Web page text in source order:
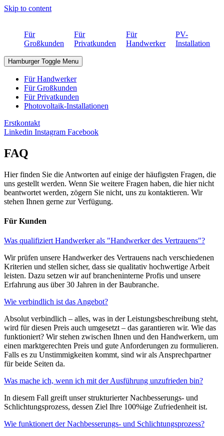
Skip to content
Für
Großkunden
Für
Privatkunden
Für
Handwerker
PV-
Installation
Hamburger Toggle Menu
Für Handwerker
Für Großkunden
Für Privatkunden
Photovoltaik-Installationen
Erstkontakt
Linkedin Instagram Facebook
FAQ
Hier finden Sie die Antworten auf einige der häufigsten Fragen, die
uns gestellt werden. Wenn Sie weitere Fragen haben, die hier nicht
beantwortet werden, zögern Sie nicht, uns zu kontaktieren. Wir
stehen Ihnen gerne zur Verfügung.
Für Kunden
Was qualifiziert Handwerker als "Handwerker des Vertrauens"?
Wir prüfen unsere Handwerker des Vertrauens nach verschiedenen
Kriterien und stellen sicher, dass sie qualitativ hochwertige Arbeit
leisten. Dazu setzen wir auf brancheninterne Profis und unsere
Erfahrung aus über 30 Jahren in der Baubranche.
Wie verbindlich ist das Angebot?
Absolut verbindlich – alles, was in der Leistungsbeschreibung steht,
wird für diesen Preis auch umgesetzt – das garantieren wir. Wie das
funktioniert? Wir stehen zwischen Ihnen und den Handwerkern, um
einen marktgerechten Preis und gute Anforderungen zu formulieren.
Falls es zu Unstimmigkeiten kommt, sind wir als Ansprechpartner
für beide Seiten da.
Was mache ich, wenn ich mit der Ausführung unzufrieden bin?
In diesem Fall greift unser strukturierter Nachbesserungs- und
Schlichtungsprozess, dessen Ziel Ihre 100%ige Zufriedenheit ist.
Wie funktionert der Nachbesserungs- und Schlichtungsprozess?